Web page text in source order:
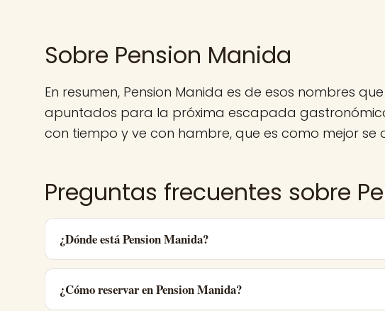
Sobre Pension Manida
En resumen, Pension Manida es de esos nombres
apuntados para la próxima escapada
con tiempo y ve con hambre, que es como mejor se
Preguntas frecuentes sobre
¿Dónde está Pension Manida?
¿Cómo reservar en Pension Manida?